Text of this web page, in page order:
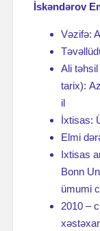
İskəndərov
Vəzifə:
Ali
tarix):
il
İxtisas:
Elmi
Ixtisas
Bonn
ümumi
2010 –